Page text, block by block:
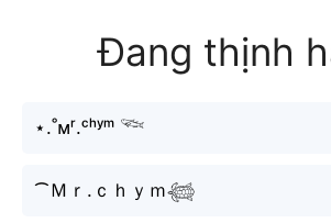
Đang thịnh
⋆.˚ᴍʳ.ᶜʰʸᵐ 𓆝
⁀Ｍｒ.ｃｈｙｍ𓆉